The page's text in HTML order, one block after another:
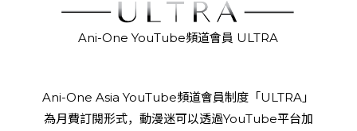
Ani-One YouTube頻道會員 ULTRA
Ani-One Asia YouTube頻道會員制度「ULTRA」
為月費訂閱形式，動漫迷可以透過YouTube平台加